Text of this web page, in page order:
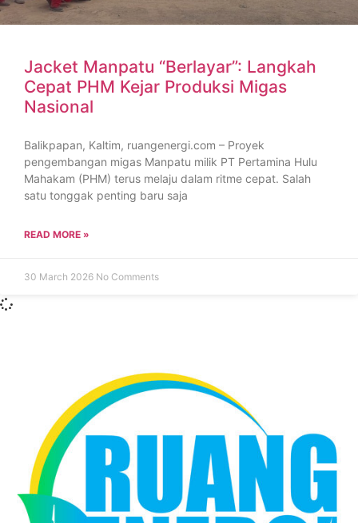
Jacket Manpatu “Berlayar”: Langkah
Cepat PHM Kejar Produksi Migas
Nasional
Balikpapan, Kaltim, ruangenergi.com – Proyek
pengembangan migas Manpatu milik PT Pertamina Hulu
Mahakam (PHM) terus melaju dalam ritme cepat. Salah
satu tonggak penting baru saja
READ MORE »
30 March 2026 No Comments